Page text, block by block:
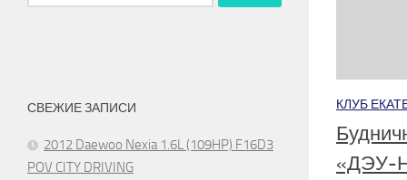
КЛУБ
«ДЭУ-
СВЕЖИЕ ЗАПИСИ
2012 Daewoo Nexia 1.6L (109HP) F16D3
POV CITY DRIVING